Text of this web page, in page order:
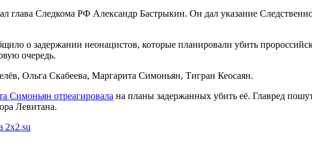
глава Следкома РФ Александр Бастрыкин. Он дал указание
о задержании неонацистов, которые планировали убить
очередь.
Ольга Скабеева, Маргарита Симоньян, Тигран Кеосаян.
Симоньян отреагировала на планы задержанных убить её. Главред
Левитана.
2x2.su